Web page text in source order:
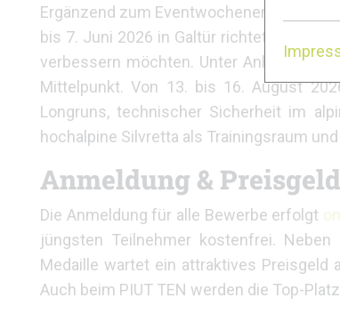
Ergänzend zum Eventwochenende bietet
bis 7. Juni 2026 in Galtür richtet sich an
verbessern möchten. Unter Anleitung
Mittelpunkt. Von 13. bis 16. August
Longruns, technischer Sicherheit im
hochalpine Silvretta als Trainingsraum
Anmeldung & Preisgeld
Die Anmeldung für alle Bewerbe erfolgt
jüngsten Teilnehmer kostenfrei.
Medaille wartet ein attraktives Preisgeld
Auch beim PIUT TEN werden die Top-